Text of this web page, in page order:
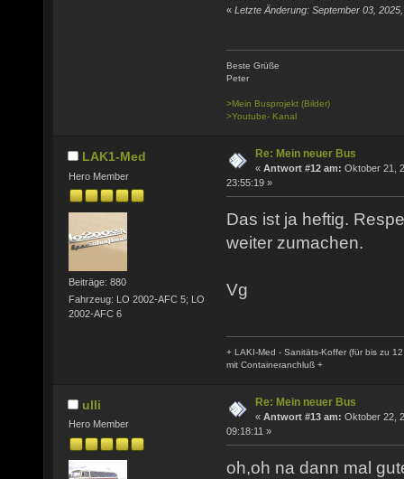
« Letzte Änderung: September 03,
Beste Grüße
Peter
>Mein Busprojekt (Bilder)
>Youtube- Kanal
LAK1-Med
Hero Member
Beiträge: 880
Fahrzeug: LO 2002-AFC 5; LO
2002-AFC 6
Re: Mein neuer Bus
« Antwort #12 am: Oktober 21,
23:55:19 »
Das ist ja heftig.
weiter zumachen.
Vg
+ LAKI-Med - Sanitäts-Koffer (für bis zu
mit Containeranchluß +
ulli
Hero Member
Re: Mein neuer Bus
« Antwort #13 am: Oktober 22,
09:18:11 »
oh,oh na dann mal